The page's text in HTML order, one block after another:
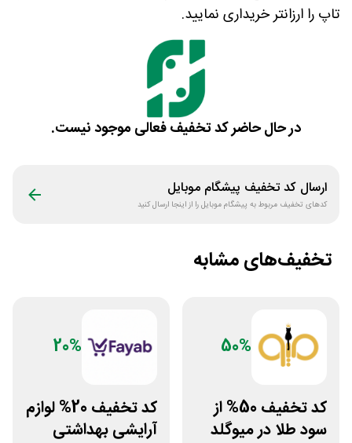
تاپ را ارزانتر خریداری نمایید.
در حال حاضر کد تخفیف فعالی موجود نیست.
ارسال کد تخفیف پیشگام موبایل
کدهای تخفیف مربوط به پیشگام موبایلرا از اینجا ارسال کنید
تخفیف‌های مشابه
50%
کد تخفیف 50% از
سود طلا در میوگلد
20%
کد تخفیف 20% لوازم
آرایشی بهداشتی